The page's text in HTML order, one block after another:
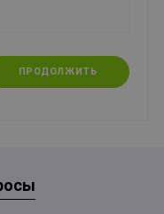
ПРОДОЛЖИТЬ